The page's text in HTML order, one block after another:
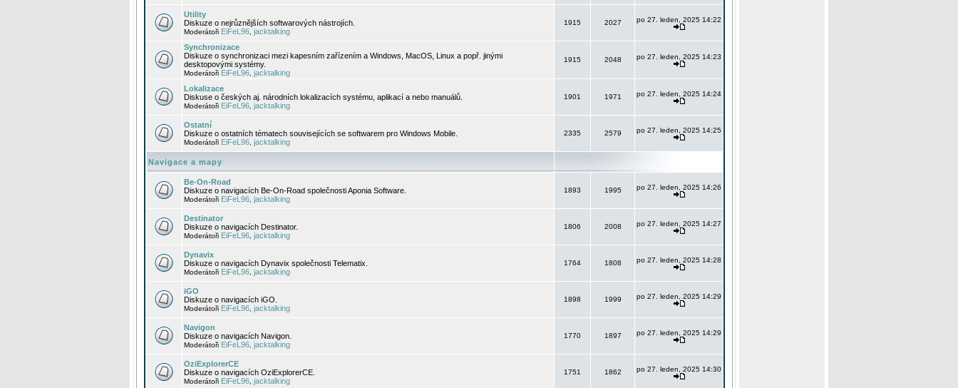
Utility
Diskuze o nejrůznějších softwarových nástrojích.
Moderátoři EiFeL96 jacktalking
1915 2027 po 27. leden, 2025 14:22
Synchronizace
Diskuze o synchronizaci mezi kapesním zařízením a Windows, MacOS, Linux a popř. jinými
desktopovými systémy.
Moderátoři EiFeL96 jacktalking
1915 2048 po 27. leden, 2025 14:23
Lokalizace
Diskuse o českých aj. národních lokalizacích systému, aplikací a nebo manuálů.
Moderátoři EiFeL96 jacktalking
1901 1971 po 27. leden, 2025 14:24
Ostatní
Diskuze o ostatních tématech souvisejících se softwarem pro Windows Mobile.
Moderátoři EiFeL96 jacktalking
2335 2579 po 27. leden, 2025 14:25
Navigace a mapy
Be-On-Road
Diskuze o navigacích Be-On-Road společnosti Aponia Software.
Moderátoři EiFeL96 jacktalking
1893 1995 po 27. leden, 2025 14:26
Destinator
Diskuze o navigacích Destinator.
Moderátoři EiFeL96 jacktalking
1806 2008 po 27. leden, 2025 14:27
Dynavix
Diskuze o navigacích Dynavix společnosti Telematix.
Moderátoři EiFeL96 jacktalking
1764 1808 po 27. leden, 2025 14:28
iGO
Diskuze o navigacích iGO.
Moderátoři EiFeL96 jacktalking
1898 1999 po 27. leden, 2025 14:29
Navigon
Diskuze o navigacích Navigon.
Moderátoři EiFeL96 jacktalking
1770 1897 po 27. leden, 2025 14:29
OziExplorerCE
Diskuze o navigacích OziExplorerCE.
Moderátoři EiFeL96 jacktalking
1751 1862 po 27. leden, 2025 14:30